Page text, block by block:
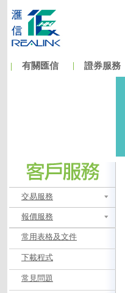
有關匯信 證券服務
交易服務
報價服務
常用表格及文件
下載程式
常見問題